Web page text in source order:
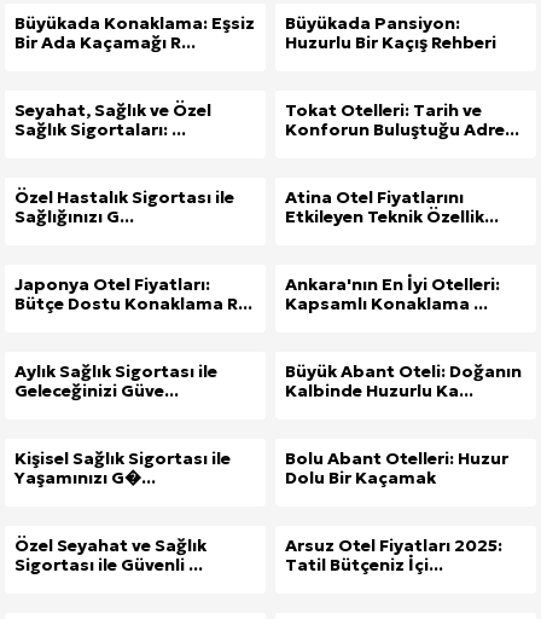
Büyükada Konaklama: Eşsiz
Bir Ada Kaçamağı R...
Büyükada Pansiyon:
Huzurlu Bir Kaçış Rehberi
Seyahat, Sağlık ve Özel
Sağlık Sigortaları: ...
Tokat Otelleri: Tarih ve
Konforun Buluştuğu Adre...
Özel Hastalık Sigortası ile
Sağlığınızı G...
Atina Otel Fiyatlarını
Etkileyen Teknik Özellik...
Japonya Otel Fiyatları:
Bütçe Dostu Konaklama R...
Ankara'nın En İyi Otelleri:
Kapsamlı Konaklama ...
Aylık Sağlık Sigortası ile
Geleceğinizi Güve...
Büyük Abant Oteli: Doğanın
Kalbinde Huzurlu Ka...
Kişisel Sağlık Sigortası ile
Yaşamınızı G�...
Bolu Abant Otelleri: Huzur
Dolu Bir Kaçamak
Özel Seyahat ve Sağlık
Sigortası ile Güvenli ...
Arsuz Otel Fiyatları 2025:
Tatil Bütçeniz İçi...